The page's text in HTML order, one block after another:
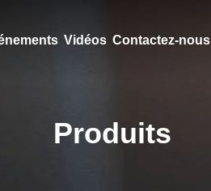
Vidéos Contactez-nous
Produits